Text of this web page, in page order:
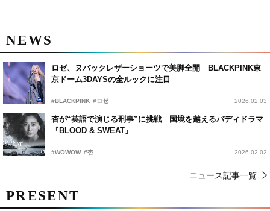
NEWS
ロゼ、ヌバックレザーショーツで美脚全開 BLACKPINK東
京ドーム3DAYSの全ルックに注目
#BLACKPINK #ロゼ 2026.02.03
杏が“英語で演じる刑事”に挑戦 国境を越えるバディドラマ
『BLOOD & SWEAT』
#WOWOW #杏 2026.02.02
ニュース記事一覧
PRESENT